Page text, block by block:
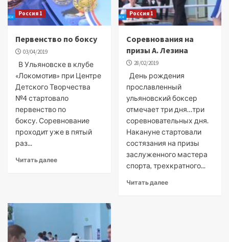
Россия 1
Первенство по боксу
03/04/2019
В Ульяновске в клубе
«Локомотив» при Центре
Детского Творчества
№4 стартовало
первенство по
боксу. Соревнование
проходит уже в пятый
раз...
Читать далее
Россия 1
Соревнования на
призы А. Лезина
28/02/2019
День рождения
прославленный
ульяновский боксер
отмечает три дня…три
соревновательных дня.
Накануне стартовали
состязания на призы
заслуженного мастера
спорта, трехкратного...
Читать далее